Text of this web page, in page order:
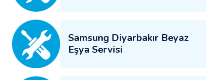
Samsung Diyarbakır Beyaz
Eşya Servisi